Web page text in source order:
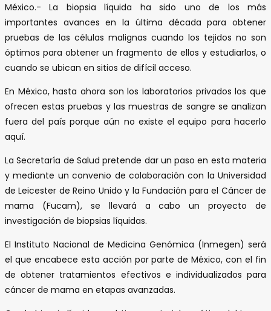
México.- La biopsia líquida ha sido uno de los más
importantes avances en la última década para obtener
pruebas de las células malignas cuando los tejidos no son
óptimos para obtener un fragmento de ellos y estudiarlos, o
cuando se ubican en sitios de difícil acceso.
En México, hasta ahora son los laboratorios privados los que
ofrecen estas pruebas y las muestras de sangre se analizan
fuera del país porque aún no existe el equipo para hacerlo
aquí.
La Secretaría de Salud pretende dar un paso en esta materia
y mediante un convenio de colaboración con la Universidad
de Leicester de Reino Unido y la Fundación para el Cáncer de
mama (Fucam), se llevará a cabo un proyecto de
investigación de biopsias líquidas.
El Instituto Nacional de Medicina Genómica (Inmegen) será
el que encabece esta acción por parte de México, con el fin
de obtener tratamientos efectivos e individualizados para
cáncer de mama en etapas avanzadas.